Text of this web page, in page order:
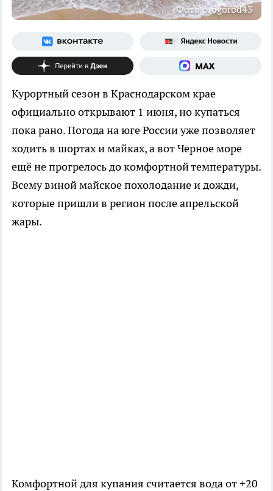
Фото progorod43
Курортный сезон в Краснодарском крае
официально открывают 1 июня, но купаться
пока рано. Погода на юге России уже позволяет
ходить в шортах и майках, а вот Черное море
ещё не прогрелось до комфортной температуры.
Всему виной майское похолодание и дожди,
которые пришли в регион после апрельской
жары.
Комфортной для купания считается вода от +20